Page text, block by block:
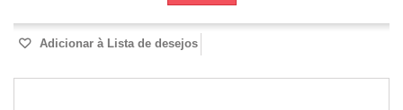
Adicionar à Lista de desejos